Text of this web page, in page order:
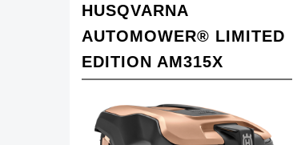
HUSQVARNA
AUTOMOWER® LIMITED
EDITION AM315X